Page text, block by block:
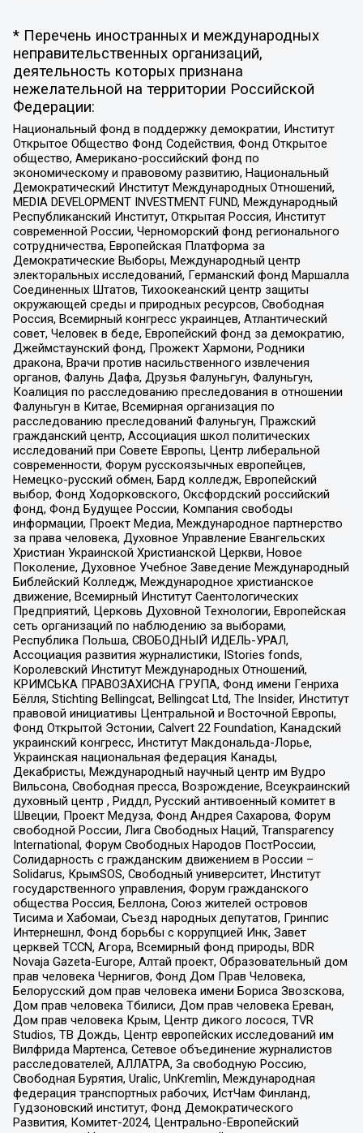
* Перечень иностранных и международных
неправительственных организаций,
деятельность которых признана
нежелательной на территории Российской
Федерации:
Национальный фонд в поддержку демократии, Институт
Открытое Общество Фонд Содействия, Фонд Открытое
общество, Американо-российский фонд по
экономическому и правовому развитию, Национальный
Демократический Институт Международных Отношений,
MEDIA DEVELOPMENT INVESTMENT FUND, Международный
Республиканский Институт, Открытая Россия, Институт
современной России, Черноморский фонд регионального
сотрудничества, Европейская Платформа за
Демократические Выборы, Международный центр
электоральных исследований, Германский фонд Маршалла
Соединенных Штатов, Тихоокеанский центр защиты
окружающей среды и природных ресурсов, Свободная
Россия, Всемирный конгресс украинцев, Атлантический
совет, Человек в беде, Европейский фонд за демократию,
Джеймстаунский фонд, Прожект Хармони, Родники
дракона, Врачи против насильственного извлечения
органов, Фалунь Дафа, Друзья Фалуньгун, Фалуньгун,
Коалиция по расследованию преследования в отношении
Фалуньгун в Китае, Всемирная организация по
расследованию преследований Фалуньгун, Пражский
гражданский центр, Ассоциация школ политических
исследований при Совете Европы, Центр либеральной
современности, Форум русскоязычных европейцев,
Немецко-русский обмен, Бард колледж, Европейский
выбор, Фонд Ходорковского, Оксфордский российский
фонд, Фонд Будущее России, Компания свободы
информации, Проект Медиа, Международное партнерство
за права человека, Духовное Управление Евангельских
Христиан Украинской Христианской Церкви, Новое
Поколение, Духовное Учебное Заведение Международный
Библейский Колледж, Международное христианское
движение, Всемирный Институт Саентологических
Предприятий, Церковь Духовной Технологии, Европейская
сеть организаций по наблюдению за выборами,
Республика Польша, СВОБОДНЫЙ ИДЕЛЬ-УРАЛ,
Ассоциация развития журналистики, IStories fonds,
Королевский Институт Международных Отношений,
КРИМСЬКА ПРАВОЗАХИСНА ГРУПА, Фонд имени Генриха
Бёлля, Stichting Bellingcat, Bellingcat Ltd, The Insider, Институт
правовой инициативы Центральной и Восточной Европы,
Фонд Открытой Эстонии, Calvert 22 Foundation, Канадский
украинский конгресс, Институт Макдональда-Лорье,
Украинская национальная федерация Канады,
Декабристы, Международный научный центр им Вудро
Вильсона, Свободная пресса, Возрождение, Всеукраинский
духовный центр , Риддл, Русский антивоенный комитет в
Швеции, Проект Медуза, Фонд Андрея Сахарова, Форум
свободной России, Лига Свободных Наций, Transparеncy
International, Форум Свободных Народов ПостРоссии,
Солидарность с гражданским движением в России –
Solidarus, КрымSOS, Свободный университет, Институт
государственного управления, Форум гражданского
общества Россия, Беллона, Союз жителей островов
Тисима и Хабомаи, Съезд народных депутатов, Гринпис
Интернешнл, Фонд борьбы с коррупцией Инк, Завет
церквей TCCN, Агора, Всемирный фонд природы, BDR
Novaja Gazeta-Europe, Алтай проект, Образовательный дом
прав человека Чернигов, Фонд Дом Прав Человека,
Белорусский дом прав человека имени Бориса Звозскова,
Дом прав человека Тбилиси, Дом прав человека Ереван,
Дом прав человека Крым, Центр дикого лосося, TVR
Studios, ТВ Дождь, Центр европейских исследований им
Вилфрида Мартенса, Сетевое объединение журналистов
расследователей, АЛЛАТРА, За свободную Россию,
Свободная Бурятия, Uralic, UnKremlin, Международная
федерация транспортных рабочих, ИстЧам Финланд,
Гудзоновский институт, Фонд Демократического
Развития, Комитет-2024, Центрально-Европейский